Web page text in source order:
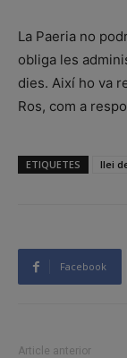
La Paeria no
obliga les
dies. Així ho va
Ros, com a
ETIQUETES llei
Facebook
Article anterior